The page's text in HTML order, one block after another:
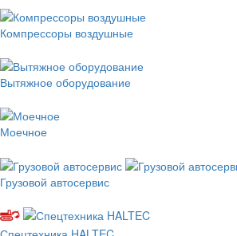
Компрессоры воздушные
Вытяжное оборудование
Моечное
Грузовой автосервис